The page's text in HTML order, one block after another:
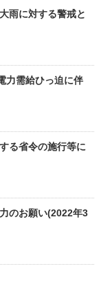
雨に対する警戒と
力需給ひっ迫に伴
る省令の施行等に
のお願い(2022年3